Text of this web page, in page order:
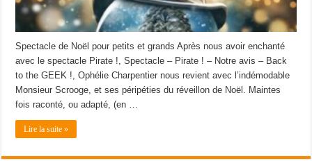
Spectacle de Noël pour petits et grands Après nous avoir enchanté
avec le spectacle Pirate !, Spectacle – Pirate ! – Notre avis – Back
to the GEEK !, Ophélie Charpentier nous revient avec l’indémodable
Monsieur Scrooge, et ses péripéties du réveillon de Noël. Maintes
fois raconté, ou adapté, (en …
Lire la suite »